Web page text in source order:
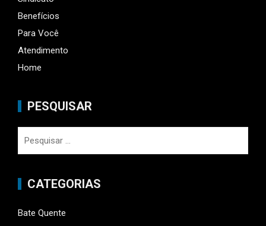
Benefícios
Para Você
Atendimento
Home
PESQUISAR
CATEGORIAS
Bate Quente